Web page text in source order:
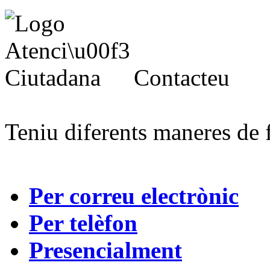
Contacteu
Teniu diferents maneres de
Per correu electrònic
Per telèfon
Presencialment